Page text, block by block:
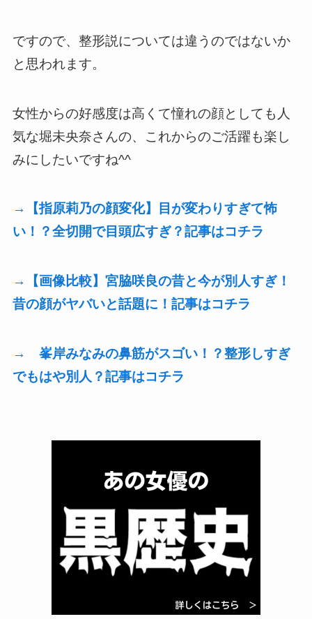
ですので、整形説については違うのではないか
と思われます。
女性からの好感度は高くて憧れの顔としても人
気な堀未央奈さんの、これからのご活躍も楽し
みにしたいですね^^
→【指原莉乃の顔変化】目が変わりすぎて怖
い！？全切開で目頭広すぎ？記事はコチラ
→【画像比較】宮脇咲良の昔と今が別人すぎ！
昔の顔がヤバいと話題に！記事はコチラ
→ 峯岸みなみの鼻筋がスゴい！？整形しすぎ
でもはや別人？記事はコチラ